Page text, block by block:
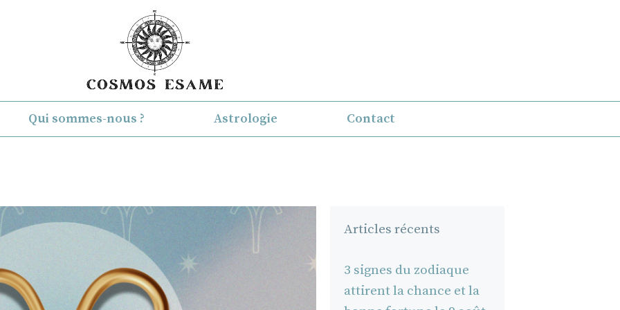
Qui sommes-nous ? Astrologie Contact
Articles récents
3 signes du zodiaque
attirent la chance et la